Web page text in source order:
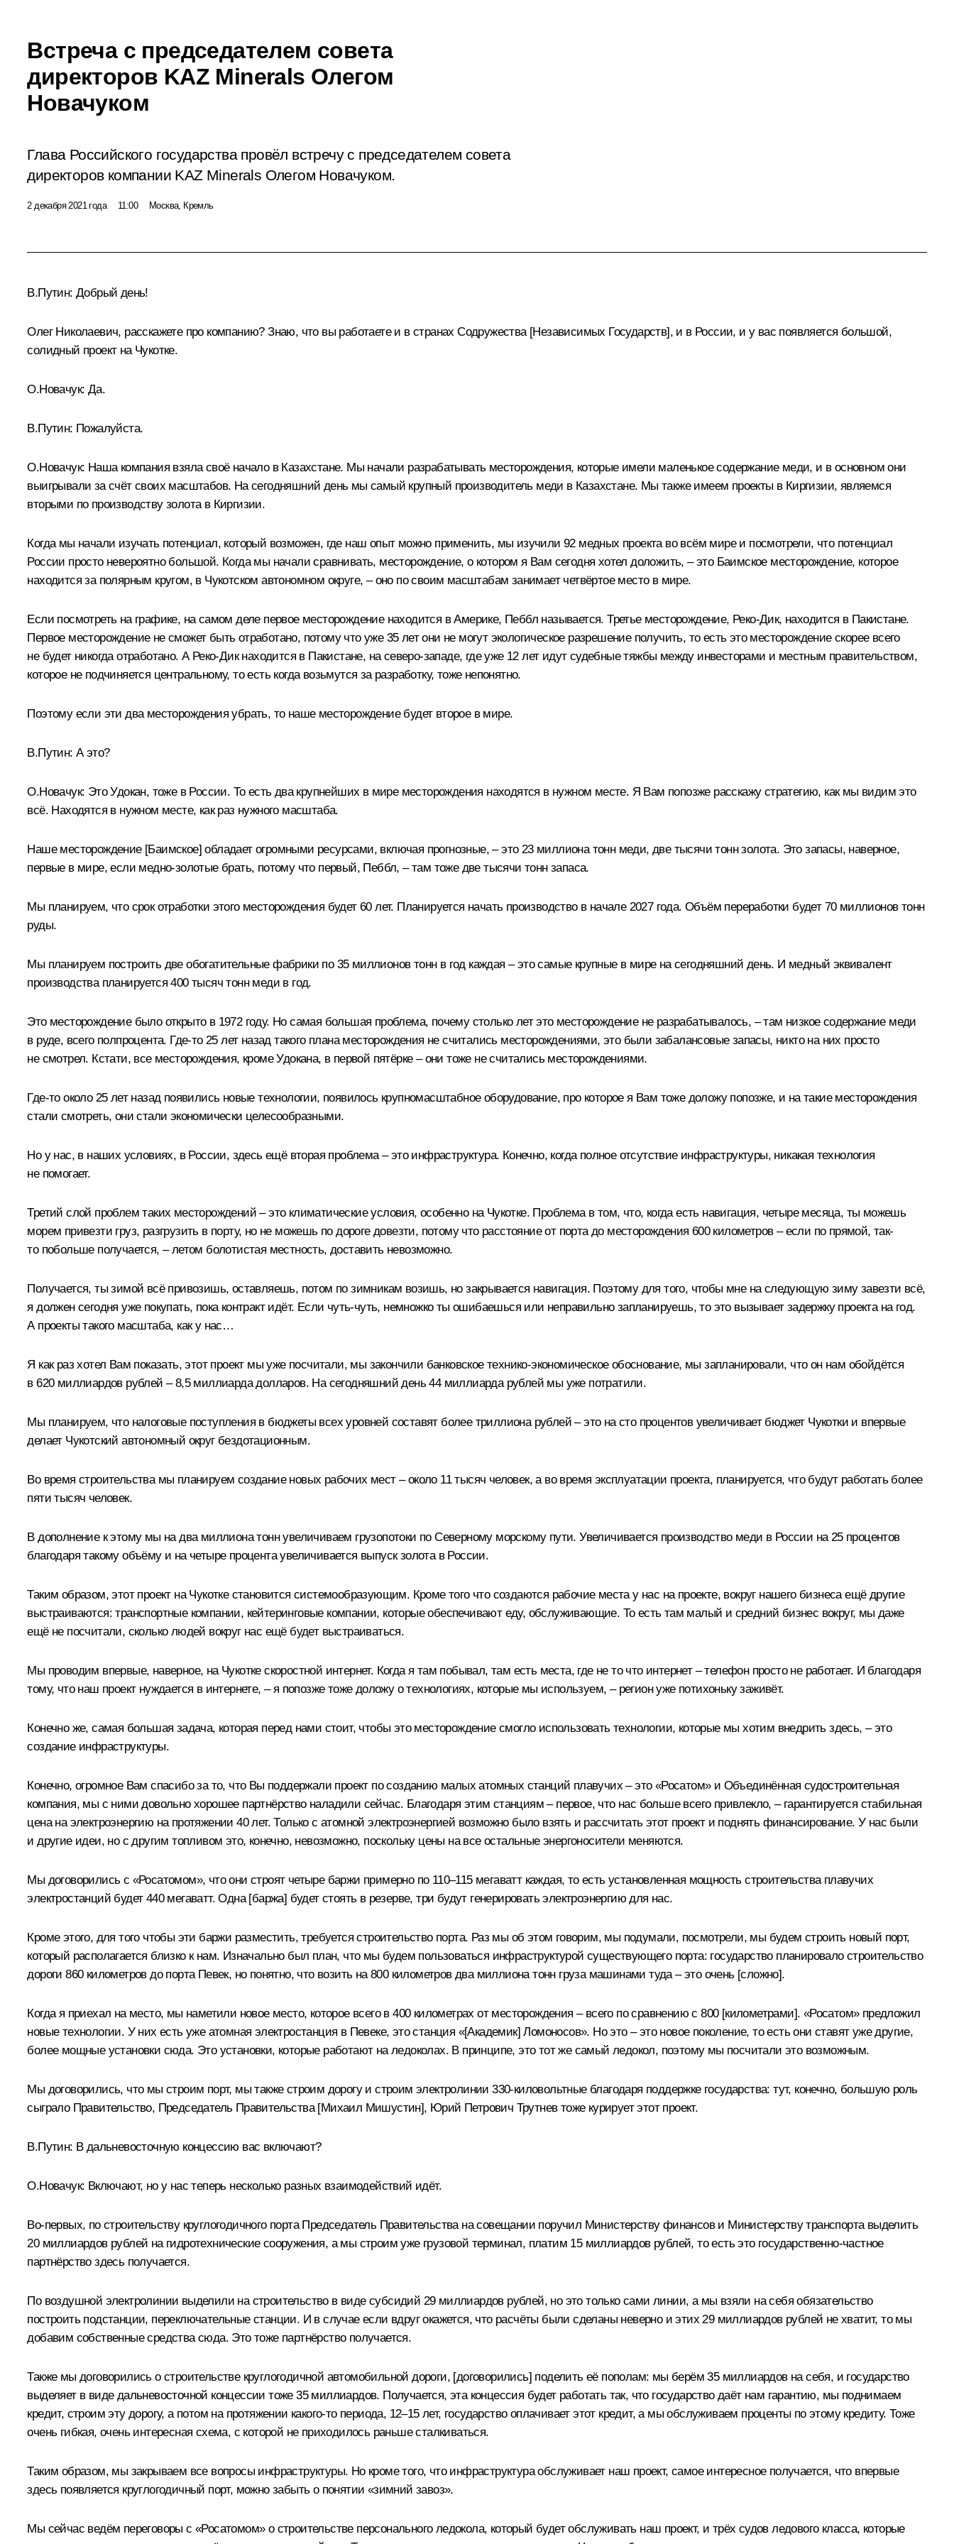
Встреча с председателем совета
директоров KAZ Minerals Олегом
Новачуком
Глава Российского государства провёл встречу с председателем совета
директоров компании KAZ Minerals Олегом Новачуком.
2 декабря 2021 года 11:00 Москва, Кремль
В.Путин: Добрый день!
Олег Николаевич, расскажете про компанию? Знаю, что вы работаете и в странах Содружества [Независимых Государств], и в России, и у вас появляется большой,
солидный проект на Чукотке.
О.Новачук: Да.
В.Путин: Пожалуйста.
О.Новачук: Наша компания взяла своё начало в Казахстане. Мы начали разрабатывать месторождения, которые имели маленькое содержание меди, и в основном они
выигрывали за счёт своих масштабов. На сегодняшний день мы самый крупный производитель меди в Казахстане. Мы также имеем проекты в Киргизии, являемся
вторыми по производству золота в Киргизии.
Когда мы начали изучать потенциал, который возможен, где наш опыт можно применить, мы изучили 92 медных проекта во всём мире и посмотрели, что потенциал
России просто невероятно большой. Когда мы начали сравнивать, месторождение, о котором я Вам сегодня хотел доложить, – это Баимское месторождение, которое
находится за полярным кругом, в Чукотском автономном округе, – оно по своим масштабам занимает четвёртое место в мире.
Если посмотреть на графике, на самом деле первое месторождение находится в Америке, Пеббл называется. Третье месторождение, Реко-Дик, находится в Пакистане.
Первое месторождение не сможет быть отработано, потому что уже 35 лет они не могут экологическое разрешение получить, то есть это месторождение скорее всего
не будет никогда отработано. А Реко-Дик находится в Пакистане, на северо-западе, где уже 12 лет идут судебные тяжбы между инвесторами и местным правительством,
которое не подчиняется центральному, то есть когда возьмутся за разработку, тоже непонятно.
Поэтому если эти два месторождения убрать, то наше месторождение будет второе в мире.
В.Путин: А это?
О.Новачук: Это Удокан, тоже в России. То есть два крупнейших в мире месторождения находятся в нужном месте. Я Вам попозже расскажу стратегию, как мы видим это
всё. Находятся в нужном месте, как раз нужного масштаба.
Наше месторождение [Баимское] обладает огромными ресурсами, включая прогнозные, – это 23 миллиона тонн меди, две тысячи тонн золота. Это запасы, наверное,
первые в мире, если медно-золотые брать, потому что первый, Пеббл, – там тоже две тысячи тонн запаса.
Мы планируем, что срок отработки этого месторождения будет 60 лет. Планируется начать производство в начале 2027 года. Объём переработки будет 70 миллионов тонн
руды.
Мы планируем построить две обогатительные фабрики по 35 миллионов тонн в год каждая – это самые крупные в мире на сегодняшний день. И медный эквивалент
производства планируется 400 тысяч тонн меди в год.
Это месторождение было открыто в 1972 году. Но самая большая проблема, почему столько лет это месторождение не разрабатывалось, – там низкое содержание меди
в руде, всего полпроцента. Где-то 25 лет назад такого плана месторождения не считались месторождениями, это были забалансовые запасы, никто на них просто
не смотрел. Кстати, все месторождения, кроме Удокана, в первой пятёрке – они тоже не считались месторождениями.
Где-то около 25 лет назад появились новые технологии, появилось крупномасштабное оборудование, про которое я Вам тоже доложу попозже, и на такие месторождения
стали смотреть, они стали экономически целесообразными.
Но у нас, в наших условиях, в России, здесь ещё вторая проблема – это инфраструктура. Конечно, когда полное отсутствие инфраструктуры, никакая технология
не помогает.
Третий слой проблем таких месторождений – это климатические условия, особенно на Чукотке. Проблема в том, что, когда есть навигация, четыре месяца, ты можешь
морем привезти груз, разгрузить в порту, но не можешь по дороге довезти, потому что расстояние от порта до месторождения 600 километров – если по прямой, так-
то побольше получается, – летом болотистая местность, доставить невозможно.
Получается, ты зимой всё привозишь, оставляешь, потом по зимникам возишь, но закрывается навигация. Поэтому для того, чтобы мне на следующую зиму завезти всё,
я должен сегодня уже покупать, пока контракт идёт. Если чуть-чуть, немножко ты ошибаешься или неправильно запланируешь, то это вызывает задержку проекта на год.
А проекты такого масштаба, как у нас…
Я как раз хотел Вам показать, этот проект мы уже посчитали, мы закончили банковское технико-экономическое обоснование, мы запланировали, что он нам обойдётся
в 620 миллиардов рублей – 8,5 миллиарда долларов. На сегодняшний день 44 миллиарда рублей мы уже потратили.
Мы планируем, что налоговые поступления в бюджеты всех уровней составят более триллиона рублей – это на сто процентов увеличивает бюджет Чукотки и впервые
делает Чукотский автономный округ бездотационным.
Во время строительства мы планируем создание новых рабочих мест – около 11 тысяч человек, а во время эксплуатации проекта, планируется, что будут работать более
пяти тысяч человек.
В дополнение к этому мы на два миллиона тонн увеличиваем грузопотоки по Северному морскому пути. Увеличивается производство меди в России на 25 процентов
благодаря такому объёму и на четыре процента увеличивается выпуск золота в России.
Таким образом, этот проект на Чукотке становится системообразующим. Кроме того что создаются рабочие места у нас на проекте, вокруг нашего бизнеса ещё другие
выстраиваются: транспортные компании, кейтеринговые компании, которые обеспечивают еду, обслуживающие. То есть там малый и средний бизнес вокруг, мы даже
ещё не посчитали, сколько людей вокруг нас ещё будет выстраиваться.
Мы проводим впервые, наверное, на Чукотке скоростной интернет. Когда я там побывал, там есть места, где не то что интернет – телефон просто не работает. И благодаря
тому, что наш проект нуждается в интернете, – я попозже тоже доложу о технологиях, которые мы используем, – регион уже потихоньку заживёт.
Конечно же, самая большая задача, которая перед нами стоит, чтобы это месторождение смогло использовать технологии, которые мы хотим внедрить здесь, – это
создание инфраструктуры.
Конечно, огромное Вам спасибо за то, что Вы поддержали проект по созданию малых атомных станций плавучих – это «Росатом» и Объединённая судостроительная
компания, мы с ними довольно хорошее партнёрство наладили сейчас. Благодаря этим станциям – первое, что нас больше всего привлекло, – гарантируется стабильная
цена на электроэнергию на протяжении 40 лет. Только с атомной электроэнергией возможно было взять и рассчитать этот проект и поднять финансирование. У нас были
и другие идеи, но с другим топливом это, конечно, невозможно, поскольку цены на все остальные энергоносители меняются.
Мы договорились с «Росатомом», что они строят четыре баржи примерно по 110–115 мегаватт каждая, то есть установленная мощность строительства плавучих
электростанций будет 440 мегаватт. Одна [баржа] будет стоять в резерве, три будут генерировать электроэнергию для нас.
Кроме этого, для того чтобы эти баржи разместить, требуется строительство порта. Раз мы об этом говорим, мы подумали, посмотрели, мы будем строить новый порт,
который располагается близко к нам. Изначально был план, что мы будем пользоваться инфраструктурой существующего порта: государство планировало строительство
дороги 860 километров до порта Певек, но понятно, что возить на 800 километров два миллиона тонн груза машинами туда – это очень [сложно].
Когда я приехал на место, мы наметили новое место, которое всего в 400 километрах от месторождения – всего по сравнению с 800 [километрами]. «Росатом» предложил
новые технологии. У них есть уже атомная электростанция в Певеке, это станция «[Академик] Ломоносов». Но это – это новое поколение, то есть они ставят уже другие,
более мощные установки сюда. Это установки, которые работают на ледоколах. В принципе, это тот же самый ледокол, поэтому мы посчитали это возможным.
Мы договорились, что мы строим порт, мы также строим дорогу и строим электролинии 330-киловольтные благодаря поддержке государства: тут, конечно, большую роль
сыграло Правительство, Председатель Правительства [Михаил Мишустин], Юрий Петрович Трутневтоже курирует этот проект.
В.Путин: В дальневосточную концессию вас включают?
О.Новачук: Включают, но у нас теперь несколько разных взаимодействий идёт.
Во-первых, по строительству круглогодичного порта Председатель Правительства на совещании поручил Министерству финансов и Министерству транспорта выделить
20 миллиардов рублей на гидротехнические сооружения, а мы строим уже грузовой терминал, платим 15 миллиардов рублей, то есть это государственно-частное
партнёрство здесь получается.
По воздушной электролинии выделили на строительство в виде субсидий 29 миллиардов рублей, но это только сами линии, а мы взяли на себя обязательство
построить подстанции, переключательные станции. И в случае если вдруг окажется, что расчёты были сделаны неверно и этих 29 миллиардов рублей не хватит, то мы
добавим собственные средства сюда. Это тоже партнёрство получается.
Также мы договорились о строительстве круглогодичной автомобильной дороги, [договорились] поделить её пополам: мы берём 35 миллиардов на себя, и государство
выделяет в виде дальневосточной концессии тоже 35 миллиардов. Получается, эта концессия будет работать так, что государство даёт нам гарантию, мы поднимаем
кредит, строим эту дорогу, а потом на протяжении какого-то периода, 12–15 лет, государство оплачивает этот кредит, а мы обслуживаем проценты по этому кредиту. Тоже
очень гибкая, очень интересная схема, с которой не приходилось раньше сталкиваться.
Таким образом, мы закрываем все вопросы инфраструктуры. Но кроме того, что инфраструктура обслуживает наш проект, самое интересное получается, что впервые
здесь появляется круглогодичный порт, можно забыть о понятии «зимний завоз».
Мы сейчас ведём переговоры с «Росатомом» о строительстве персонального ледокола, который будет обслуживать наш проект, и трёх судов ледового класса, которые